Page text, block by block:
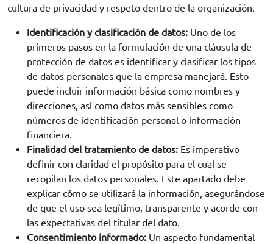
cultura de privacidad y respeto dentro de la organización.
Identificación y clasificación de datos: Uno de los
primeros pasos en la formulación de una cláusula de
protección de datos es identificar y clasificar los tipos
de datos personales que la empresa manejará. Esto
puede incluir información básica como nombres y
direcciones, así como datos más sensibles como
números de identificación personal o información
financiera.
Finalidad del tratamiento de datos: Es imperativo
definir con claridad el propósito para el cual se
recopilan los datos personales. Este apartado debe
explicar cómo se utilizará la información, asegurándose
de que el uso sea legítimo, transparente y acorde con
las expectativas del titular del dato.
Consentimiento informado: Un aspecto fundamental